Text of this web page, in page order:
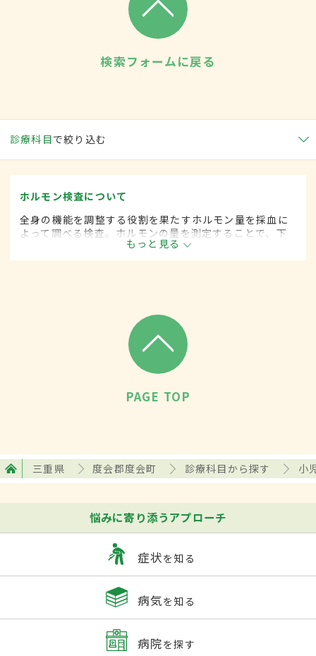
検索フォームに戻る
診療科目で絞り込む
ホルモン検査について
全身の機能を調整する役割を果たすホルモン量を採血に
よって調べる検査。ホルモンの量を測定することで、下
垂体や甲状腺、副腎などホルモンを分泌する臓器や、ホ
ルモンが作用する臓器の異常を把握することができる。
もっと見る
PAGE TOP
三重県 度会郡度会町 診療科目から探す 小
悩みに寄り添うアプローチ
症状を知る
病気を知る
病院を探す